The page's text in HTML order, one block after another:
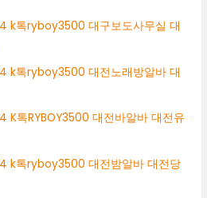
k톡ryboy3500 대구보도사무실 대
k톡ryboy3500 대전노래방알바 대
K톡RYBOY3500 대전바알바 대전유
k톡ryboy3500 대전밤알바 대전당